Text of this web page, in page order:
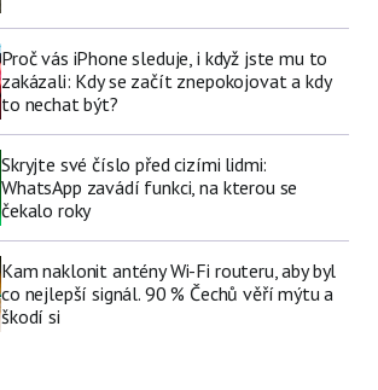
Proč vás iPhone sleduje, i když jste mu to
zakázali: Kdy se začít znepokojovat a kdy
to nechat být?
Skryjte své číslo před cizími lidmi:
WhatsApp zavádí funkci, na kterou se
čekalo roky
Kam naklonit antény Wi-Fi routeru, aby byl
co nejlepší signál. 90 % Čechů věří mýtu a
škodí si